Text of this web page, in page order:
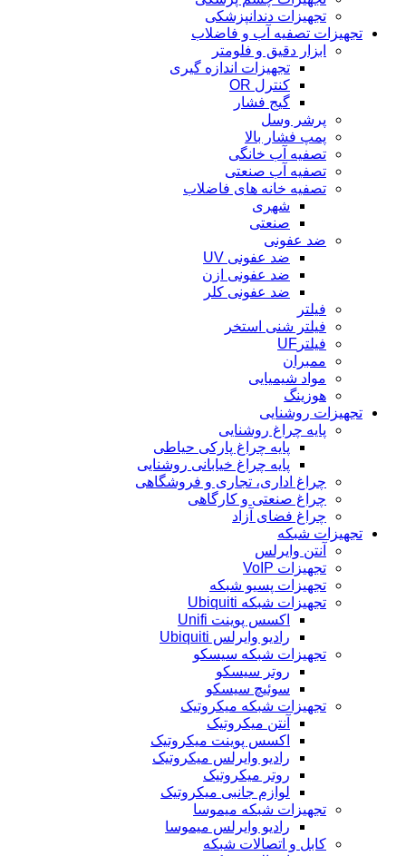
تجهیزات دندانپزشکی
تجهیزات تصفیه آب و فاضلاب
ابزار دقیق و فلومتر
تجهیزات اندازه گیری
کنترل OR
گیج فشار
پرشر وسل
پمپ فشار بالا
تصفیه آب خانگی
تصفیه آب صنعتی
تصفیه خانه های فاضلاب
شهری
صنعتی
ضد عفونی
ضد عفونی UV
ضد عفونی ازن
ضد عفونی کلر
فیلتر
فیلتر شنی استخر
فیلترUF
ممبران
مواد شیمیایی
هوزینگ
تجهیزات روشنایی
پایه چراغ روشنایی
پایه چراغ پارکی حیاطی
پایه چراغ خیابانی روشنایی
چراغ اداری، تجاری و فروشگاهی
چراغ صنعتی و کارگاهی
چراغ فضای آزاد
تجهیزات شبکه
آنتن وایرلس
تجهیزات VoIP
تجهیزات پسیو شبکه
تجهیزات شبکه Ubiquiti
اکسس پوینت Unifi
رادیو وایرلس Ubiquiti
تجهیزات شبکه سیسکو
روتر سیسکو
سوئیچ سیسکو
تجهیزات شبکه میکروتیک
آنتن میکروتیک
اکسس پوینت میکروتیک
رادیو وایرلس میکروتیک
روتر میکروتیک
لوازم جانبی میکروتیک
تجهیزات شبکه میموسا
رادیو وایرلس میموسا
کابل و اتصالات شبکه